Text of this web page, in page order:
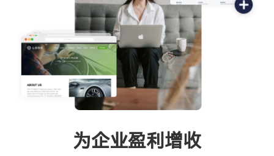
为企业盈利增收